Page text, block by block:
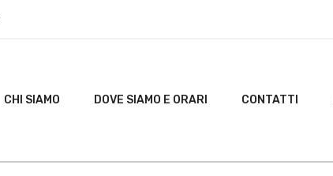
CHI SIAMO DOVE SIAMO E ORARI CONTATTI